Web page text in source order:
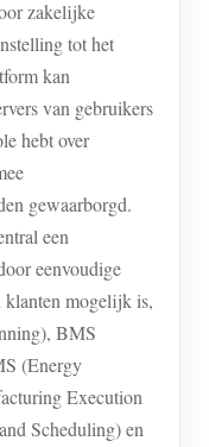
zakelijke
tot het
kan
van gebruikers
hebt over
gewaarborgd.
een
eenvoudige
klanten mogelijk is,
BMS
(Energy
Execution
Scheduling) en